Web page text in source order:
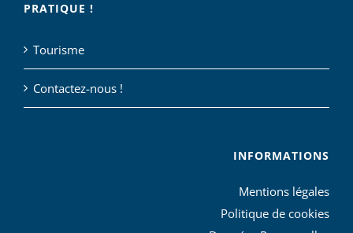
PRATIQUE !
Tourisme
Contactez-nous !
INFORMATIONS
Mentions légales
Politique de cookies